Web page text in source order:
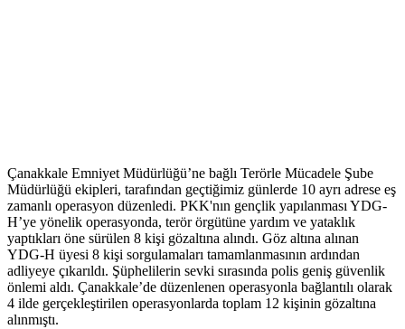
Çanakkale Emniyet Müdürlüğü’ne bağlı Terörle Mücadele Şube
Müdürlüğü ekipleri, tarafından geçtiğimiz günlerde 10 ayrı adrese eş
zamanlı operasyon düzenledi. PKK'nın gençlik yapılanması YDG-
H’ye yönelik operasyonda, terör örgütüne yardım ve yataklık
yaptıkları öne sürülen 8 kişi gözaltına alındı. Göz altına alınan
YDG-H üyesi 8 kişi sorgulamaları tamamlanmasının ardından
adliyeye çıkarıldı. Şüphelilerin sevki sırasında polis geniş güvenlik
önlemi aldı. Çanakkale’de düzenlenen operasyonla bağlantılı olarak
4 ilde gerçekleştirilen operasyonlarda toplam 12 kişinin gözaltına
alınmıştı.